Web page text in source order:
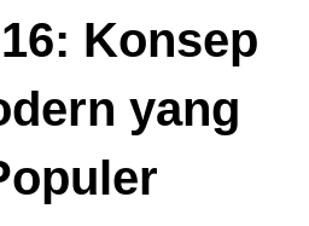
Konsep
yang